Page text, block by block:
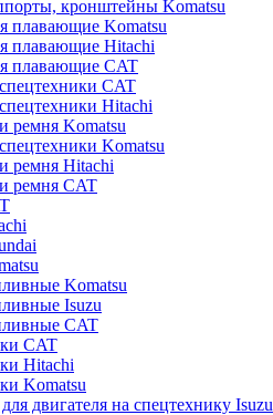
кронштейны Komatsu
плавающие Komatsu
плавающие Hitachi
плавающие CAT
CAT
Hitachi
ремня Komatsu
Komatsu
ремня Hitachi
ремня CAT
Komatsu
Isuzu
CAT
CAT
Hitachi
Komatsu
двигателя на спецтехнику Isuzu